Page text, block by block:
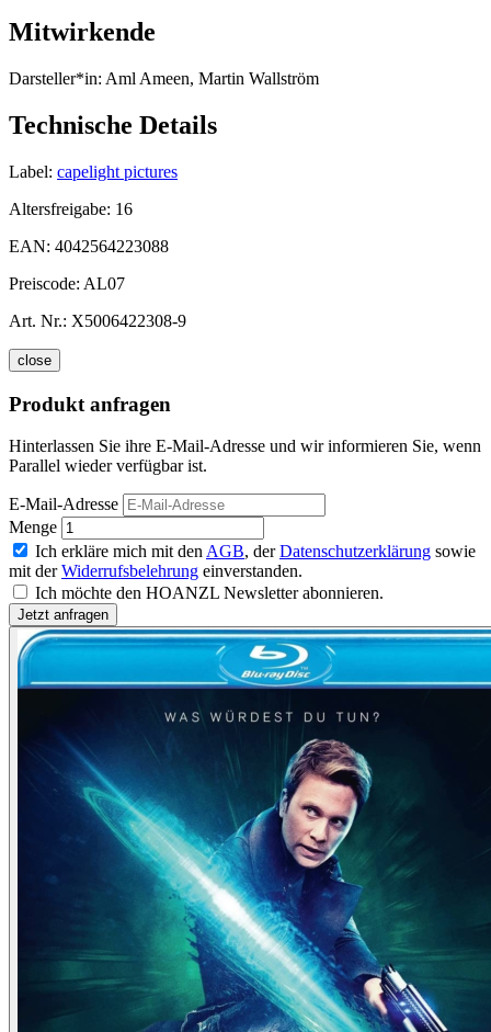
Mitwirkende
Darsteller*in: Aml Ameen, Martin Wallström
Technische Details
Label: capelight pictures
Altersfreigabe: 16
EAN: 4042564223088
Preiscode: AL07
Art. Nr.: X5006422308-9
close
Produkt anfragen
Hinterlassen Sie ihre E-Mail-Adresse und wir informieren Sie, wenn
Parallel wieder verfügbar ist.
E-Mail-Adresse
Menge
Ich erkläre mich mit den AGB, derDatenschutzerklärung sowie
mit derWiderrufsbelehrung einverstanden.
Ich möchte den HOANZL Newsletter abonnieren.